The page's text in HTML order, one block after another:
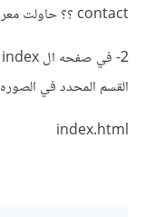
contact ؟؟ حاولت معرفه السبب ولكني لم استطع
القسم المحدد في الصوره
index.html